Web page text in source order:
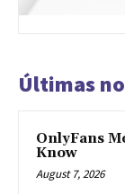
Últimas
OnlyFans
Know
August 7, 2026